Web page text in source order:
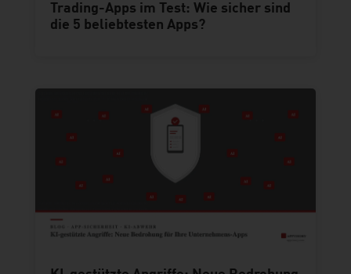
Trading-Apps im Test: Wie sicher sind
die 5 beliebtesten Apps?